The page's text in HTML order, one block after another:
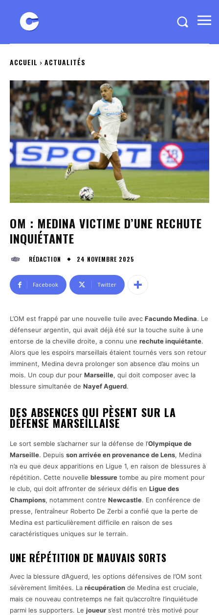
ACCUEIL ACTUALITÉS
OM : MEDINA VICTIME D’UNE RECHUTE
INQUIÉTANTE
RÉDACTION 24 NOVEMBRE 2025
Facebook Twitter
L’OM est frappé par une nouvelle tuile avec Facundo Medina. Le
défenseur argentin, qui avait déjà été sur la touche suite à une
entorse de la cheville droite, a connu une rechute inquiétante.
Alors que les espoirs marseillais étaient tournés vers son retour
imminent, Medina devra prolonger son absence d’au moins un
mois. Un coup dur pour Marseille, qui doit composer avec la
blessure simultanée de Nayef Aguerd.
DES ABSENCES QUI PÈSENT SUR LA
DÉFENSE MARSEILLAISE
Le sort semble s’acharner sur la défense de l’Olympique de
Marseille. Depuis son arrivée en provenance de Lens, Medina
n’a eu que deux apparitions en Ligue 1, en raison de blessures à
répétition. Cette nouvelle blessure tombe au pire moment pour
le club, qui doit affronter de sérieux défis en Ligue des
Champions, notamment contre Newcastle. En conférence de
presse, l’entraîneur Roberto De Zerbi a confié que la perte de
Medina est particulièrement difficile en raison de ses
caractéristiques uniques sur le terrain.
UNE RÉPÉTITION DE MAUVAIS SORTS
Avec la blessure d’Aguerd, les options défensives de l’OM sont
sévèrement limitées. La récupération de Medina est cruciale,
mais ce nouveau contretemps ne fait qu’accroître l’inquiétude
parmi les supporters. Le joueur s’est montré très motivé pour